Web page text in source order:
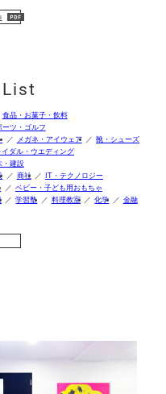
食品・お菓子・飲料
ーツ・ゴルフ
メガネ・アイウェア
靴・シューズ
イダル・ウエディング
・建設
商社
IT・テクノロジー
ベビー・子ども用おもちゃ
学習塾 料理教室 化学
金融